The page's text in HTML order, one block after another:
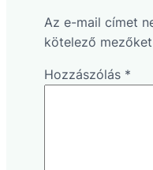
Az e-mail címet
kötelező mezőket
Hozzászólás *